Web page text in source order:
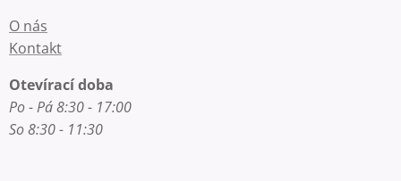
O nás
Kontakt
Otevírací doba
Po - Pá 8:30 - 17:00
So 8:30 - 11:30